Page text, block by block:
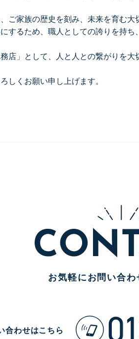
ご家族の歴史を刻み、未来を育む大
するため、職人としての誇りを持
店」として、人と人との繋がりを
しくお願い申し上げます。
お気軽にお問い合わ
合わせはこちら